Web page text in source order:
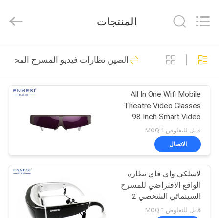
مسكن
منتجات
معلومات
جولة
المعمل
Technology
Rights
نظارات AR الذكية
87
عرض رأسي
92
المنتجات
الصين نظارات فيديو المسرح
All In One Wifi Mobile
Theatre Video Glasses
98 Inch Smart Video
Glasses For Android
قابل للتفاوض MOQ:1
الاتصال
لاسلكي واي فاي نظارة
الواقع الافتراضي للمسرح
السينمائي الشخصي 2
شاشة لنظام أندرويد 4.4
قابل للتفاوض MOQ:1